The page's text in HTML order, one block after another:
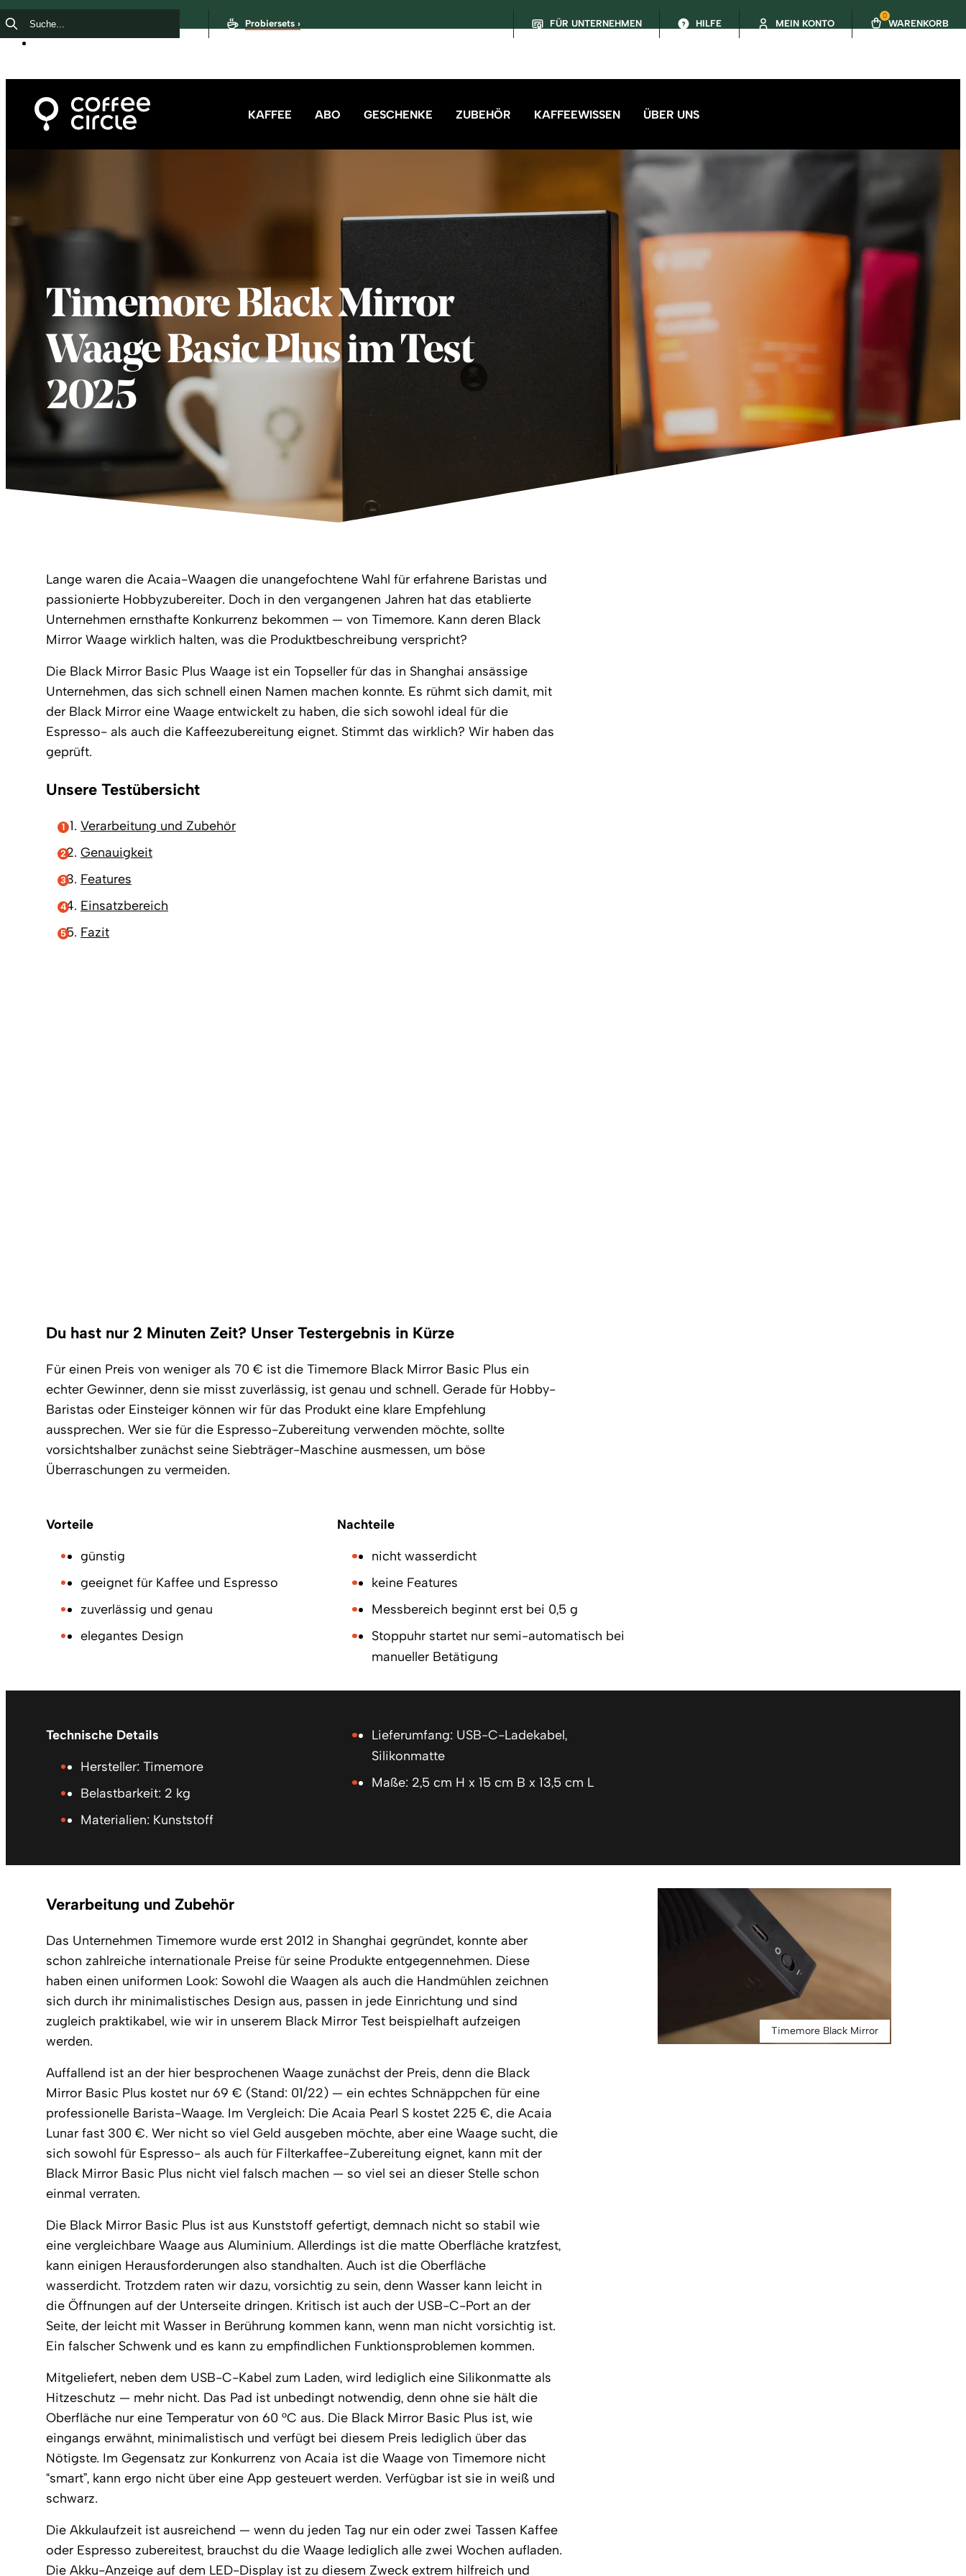
Probiersets › FÜR UNTERNEHMEN HILFE MEIN KONTO
0
WARENKORB
KAFFEE ABO GESCHENKE ZUBEHÖR KAFFEEWISSEN ÜBER UNS
Timemore Black Mirror
Waage Basic Plus im Test
2025
Lange waren die Acaia-Waagen die unangefochtene Wahl für erfahrene Baristas und
passionierte Hobbyzubereiter. Doch in den vergangenen Jahren hat das etablierte
Unternehmen ernsthafte Konkurrenz bekommen — von Timemore. Kann deren Black
Mirror Waage wirklich halten, was die Produktbeschreibung verspricht?
Die Black Mirror Basic Plus Waage ist ein Topseller für das in Shanghai ansässige
Unternehmen, das sich schnell einen Namen machen konnte. Es rühmt sich damit, mit
der Black Mirror eine Waage entwickelt zu haben, die sich sowohl ideal für die
Espresso- als auch die Kaffeezubereitung eignet. Stimmt das wirklich? Wir haben das
geprüft.
Unsere Testübersicht
Verarbeitung und Zubehör
Genauigkeit
Features
Einsatzbereich
Fazit
Du hast nur 2 Minuten Zeit? Unser Testergebnis in Kürze
Für einen Preis von weniger als 70 € ist die Timemore Black Mirror Basic Plus ein
echter Gewinner, denn sie misst zuverlässig, ist genau und schnell. Gerade für Hobby-
Baristas oder Einsteiger können wir für das Produkt eine klare Empfehlung
aussprechen. Wer sie für die Espresso-Zubereitung verwenden möchte, sollte
vorsichtshalber zunächst seine Siebträger-Maschine ausmessen, um böse
Überraschungen zu vermeiden.
Vorteile
günstig
geeignet für Kaffee und Espresso
zuverlässig und genau
elegantes Design
Nachteile
nicht wasserdicht
keine Features
Messbereich beginnt erst bei 0,5 g
Stoppuhr startet nur semi-automatisch bei
manueller Betätigung
Technische Details
Hersteller: Timemore
Belastbarkeit: 2 kg
Materialien: Kunststoff
Lieferumfang: USB-C-Ladekabel,
Silikonmatte
Maße: 2,5 cm H x 15 cm B x 13,5 cm L
Verarbeitung und Zubehör
Das Unternehmen Timemore wurde erst 2012 in Shanghai gegründet, konnte aber
schon zahlreiche internationale Preise für seine Produkte entgegennehmen. Diese
haben einen uniformen Look: Sowohl die Waagen als auch die Handmühlen zeichnen
sich durch ihr minimalistisches Design aus, passen in jede Einrichtung und sind
zugleich praktikabel, wie wir in unserem Black Mirror Test beispielhaft aufzeigen
werden.
Auffallend ist an der hier besprochenen Waage zunächst der Preis, denn die Black
Mirror Basic Plus kostet nur 69 € (Stand: 01/22) — ein echtes Schnäppchen für eine
professionelle Barista-Waage. Im Vergleich: Die Acaia Pearl S kostet 225 €, die Acaia
Lunar fast 300 €. Wer nicht so viel Geld ausgeben möchte, aber eine Waage sucht, die
sich sowohl für Espresso- als auch für Filterkaffee-Zubereitung eignet, kann mit der
Black Mirror Basic Plus nicht viel falsch machen — so viel sei an dieser Stelle schon
einmal verraten.
Die Black Mirror Basic Plus ist aus Kunststoff gefertigt, demnach nicht so stabil wie
eine vergleichbare Waage aus Aluminium. Allerdings ist die matte Oberfläche kratzfest,
kann einigen Herausforderungen also standhalten. Auch ist die Oberfläche
wasserdicht. Trotzdem raten wir dazu, vorsichtig zu sein, denn Wasser kann leicht in
die Öffnungen auf der Unterseite dringen. Kritisch ist auch der USB-C-Port an der
Seite, der leicht mit Wasser in Berührung kommen kann, wenn man nicht vorsichtig ist.
Ein falscher Schwenk und es kann zu empfindlichen Funktionsproblemen kommen.
Mitgeliefert, neben dem USB-C-Kabel zum Laden, wird lediglich eine Silikonmatte als
Hitzeschutz — mehr nicht. Das Pad ist unbedingt notwendig, denn ohne sie hält die
Oberfläche nur eine Temperatur von 60 °C aus. Die Black Mirror Basic Plus ist, wie
eingangs erwähnt, minimalistisch und verfügt bei diesem Preis lediglich über das
Nötigste. Im Gegensatz zur Konkurrenz von Acaia ist die Waage von Timemore nicht
“smart”, kann ergo nicht über eine App gesteuert werden. Verfügbar ist sie in weiß und
schwarz.
Die Akkulaufzeit ist ausreichend — wenn du jeden Tag nur ein oder zwei Tassen Kaffee
oder Espresso zubereitest, brauchst du die Waage lediglich alle zwei Wochen aufladen.
Die Akku-Anzeige auf dem LED-Display ist zu diesem Zweck extrem hilfreich und
Timemore Black Mirror